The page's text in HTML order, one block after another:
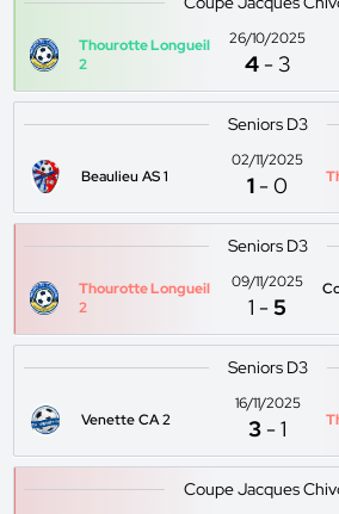
Thourotte Longueil
2
26/10/2025
4 - 3
Seniors D3
Beaulieu AS 1
02/11/2025
1 -0
Seniors D3
Thourotte Longueil
2
09/11/2025
1 -5
Seniors D3
Venette CA 2
16/11/2025
3 -1
Coupe Jacques